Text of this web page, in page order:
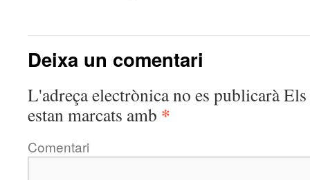
Deixa un comentari
L'adreça electrònica no es publicaràEls
estan marcats amb *
Comentari